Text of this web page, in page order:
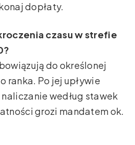
dopłaty.
czasu w strefie
do określonej
ranka. Po jej upływie
według stawek
grozi mandatem ok.